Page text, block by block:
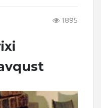
1895